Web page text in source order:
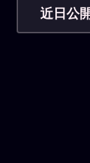
ティブ機
ル。プライ
近日公
財務、フ